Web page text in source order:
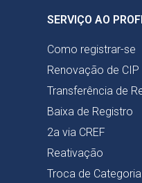
SERVIÇO AO
Como registrar-se
Renovação de CIP
Transferência de
Baixa de Registro
2a via CREF
Reativação
Troca de Categoria